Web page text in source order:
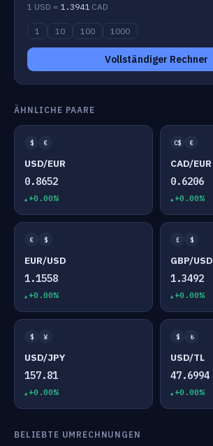
1 USD = 1.3941 CAD
1 10 100 1000
Vollständiger Rechner
ÄHNLICHE PAARE
$ €
USD/EUR
0.8652
+0.00%
C$ €
CAD/EUR
0.6206
+0.00%
€ $
EUR/USD
1.1558
+0.00%
£ $
GBP/USD
1.3492
+0.00%
$ ¥
USD/JPY
157.81
+0.00%
$ ₺
USD/TL
47.6994
+0.00%
BELIEBTE UMRECHNUNGEN